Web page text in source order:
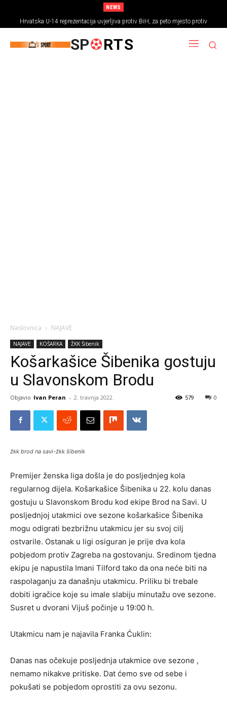
NEWS
Hrvatska U-14 reprezentacija uvjerljiva protiv BiH, za peto mjesto protiv
Rumunjske
SP RTS
Naslovnica NAJAVE
NAJAVE KOŠARKA ŽKK Šibenik
Košarkašice Šibenika gostuju
u Slavonskom Brodu
Objavio Ivan Peran - 2. travnja 2022. 0
579
žkk brod na savi-žkk šibenik
Premijer ženska liga došla je do posljednjeg kola
regularnog dijela. Košarkašice Šibenika u 22. kolu danas
gostuju u Slavonskom Brodu kod ekipe Brod na Savi. U
posljednjoj utakmici ove sezone košarkašice Šibenika
mogu odigrati bezbrižnu utakmicu jer su svoj cilj
ostvarile. Ostanak u ligi osiguran je prije dva kola
pobjedom protiv Zagreba na gostovanju. Sredinom tjedna
ekipu je napustila Imani Tilford tako da ona neće biti na
raspolaganju za današnju utakmicu. Priliku bi trebale
dobiti igračice koje su imale slabiju minutažu ove sezone.
Susret u dvorani Vijuš počinje u 19:00 h.
Utakmicu nam je najavila Franka Ćuklin:
Danas nas očekuje posljednja utakmice ove sezone ,
nemamo nikakve pritiske. Dat ćemo sve od sebe i
pokušati se pobjedom oprostiti za ovu sezonu.